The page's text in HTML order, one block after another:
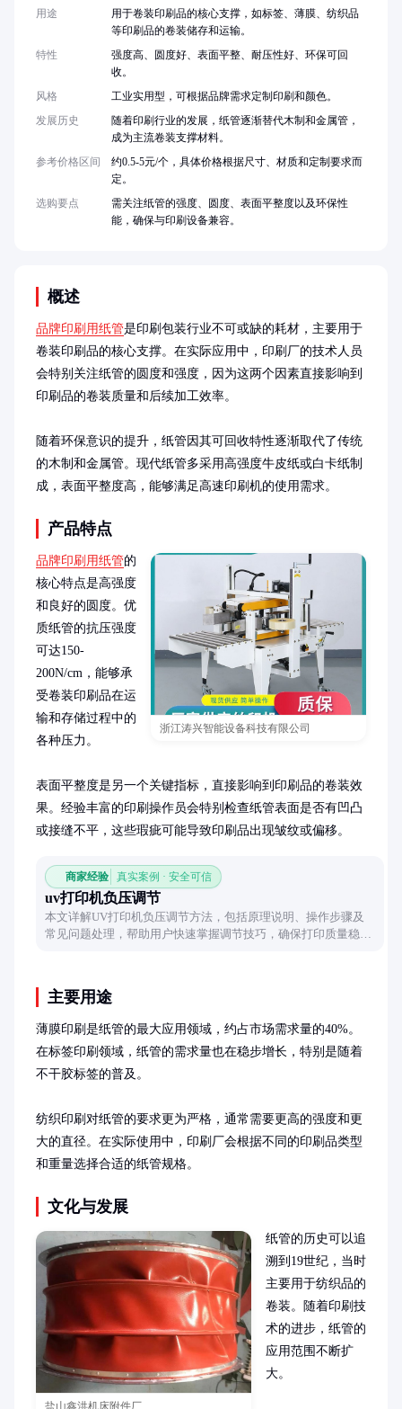
概述
品牌印刷用纸管是印刷包装行业不可或缺的耗材，主要用于
卷装印刷品的核心支撑。在实际应用中，印刷厂的技术人员
会特别关注纸管的圆度和强度，因为这两个因素直接影响到
印刷品的卷装质量和后续加工效率。
随着环保意识的提升，纸管因其可回收特性逐渐取代了传统
的木制和金属管。现代纸管多采用高强度牛皮纸或白卡纸制
成，表面平整度高，能够满足高速印刷机的使用需求。
产品特点
浙江涛兴智能设备科技有限公司
品牌印刷用纸管的
核心特点是高强度
和良好的圆度。优
质纸管的抗压强度
可达150-
200N/cm，能够承
受卷装印刷品在运
输和存储过程中的
各种压力。
表面平整度是另一个关键指标，直接影响到印刷品的卷装效
果。经验丰富的印刷操作员会特别检查纸管表面是否有凹凸
或接缝不平，这些瑕疵可能导致印刷品出现皱纹或偏移。
商家经验 真实案例 · 安全可信
uv打印机负压调节
本文详解UV打印机负压调节方法，包括原理说明、操作步骤及
常见问题处理，帮助用户快速掌握调节技巧，确保打印质量稳
主要用途
薄膜印刷是纸管的最大应用领域，约占市场需求量的40%。
在标签印刷领域，纸管的需求量也在稳步增长，特别是随着
不干胶标签的普及。
纺织印刷对纸管的要求更为严格，通常需要更高的强度和更
大的直径。在实际使用中，印刷厂会根据不同的印刷品类型
和重量选择合适的纸管规格。
文化与发展
纸管的历史可以追
溯到19世纪，当时
主要用于纺织品的
卷装。随着印刷技
术的进步，纸管的
应用范围不断扩
大。
用途
用于卷装印刷品的核心支撑，如标签、薄膜、纺织品
等印刷品的卷装储存和运输。
特性
强度高、圆度好、表面平整、耐压性好、环保可回
收。
风格
工业实用型，可根据品牌需求定制印刷和颜色。
发展历史
随着印刷行业的发展，纸管逐渐替代木制和金属管，
成为主流卷装支撑材料。
参考价格区间
约0.5-5元/个，具体价格根据尺寸、材质和定制要求而
定。
选购要点
需关注纸管的强度、圆度、表面平整度以及环保性
能，确保与印刷设备兼容。